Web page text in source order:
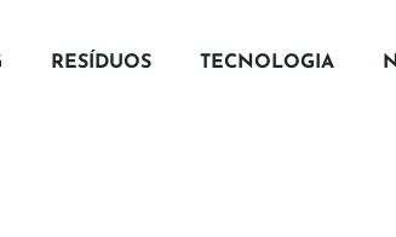
RESÍDUOS TECNOLOGIA